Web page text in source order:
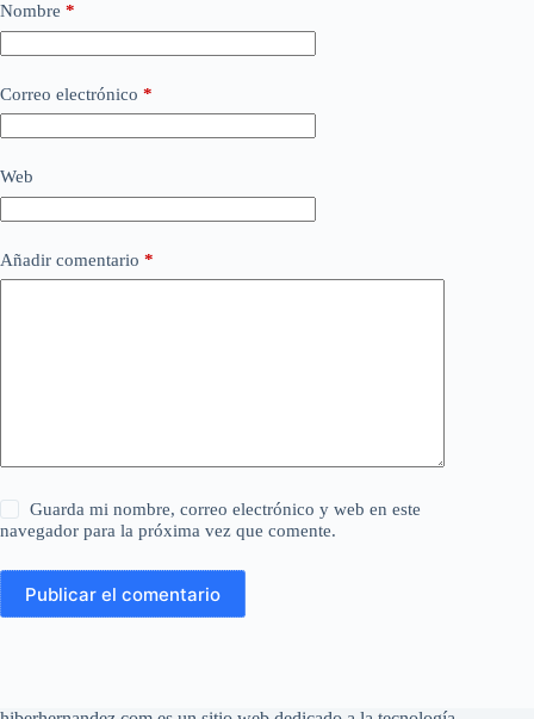
Nombre *
Correo electrónico *
Web
Añadir comentario *
Guarda mi nombre, correo electrónico y web en este
navegador para la próxima vez que comente.
Publicar el comentario